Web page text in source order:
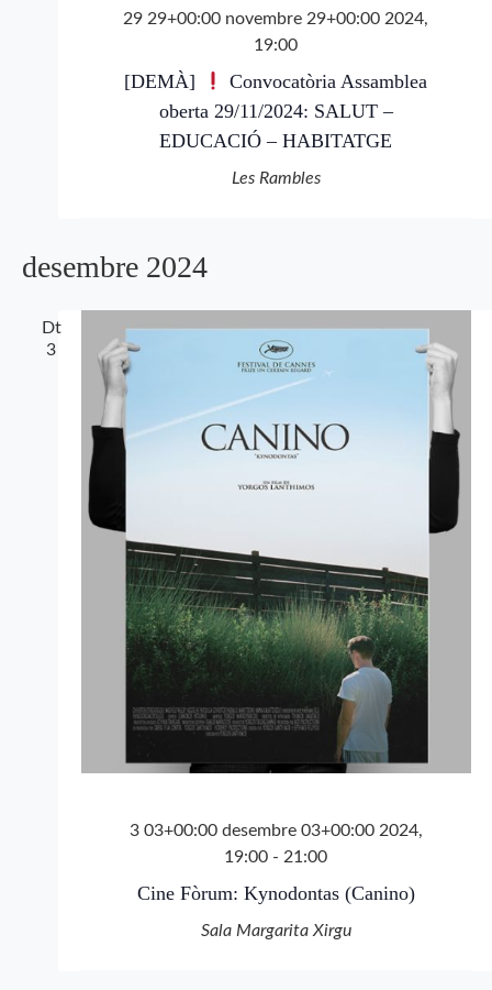
29 29+00:00 novembre 29+00:00 2024,
19:00
[DEMÀ]
Convocatòria Assamblea
oberta 29/11/2024: SALUT –
EDUCACIÓ – HABITATGE
Les Rambles
desembre 2024
Dt
3
3 03+00:00 desembre 03+00:00 2024,
19:00 - 21:00
Cine Fòrum: Kynodontas (Canino)
Sala Margarita Xirgu